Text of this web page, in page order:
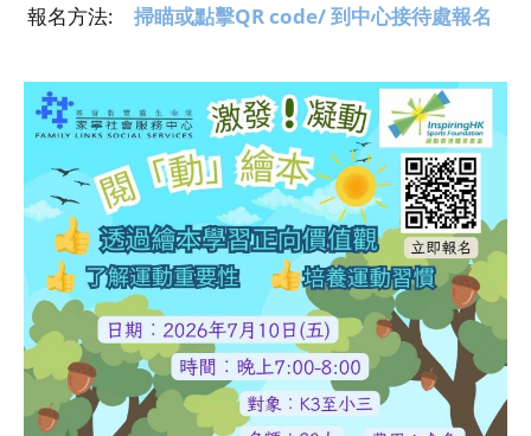
報名方法:
掃瞄或點擊QR code/ 到中心接待處報名